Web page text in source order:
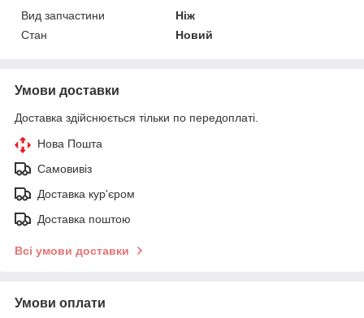
Вид запчастини
Ніж
Стан
Новий
Умови доставки
Доставка здійснюється тільки по передоплаті.
Нова Пошта
Самовивіз
Доставка кур'єром
Доставка поштою
Всі умови доставки
Умови оплати